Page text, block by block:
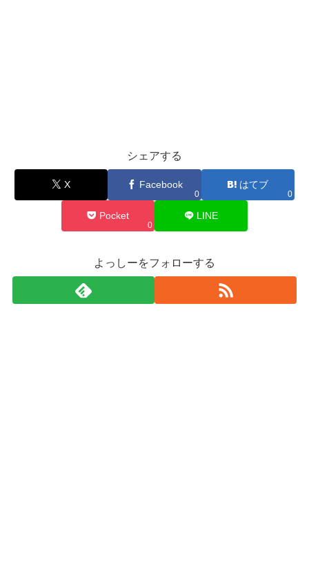
シェアする
X Facebook
0
はてブ
0
Pocket
0
LINE
よっしーをフォローする